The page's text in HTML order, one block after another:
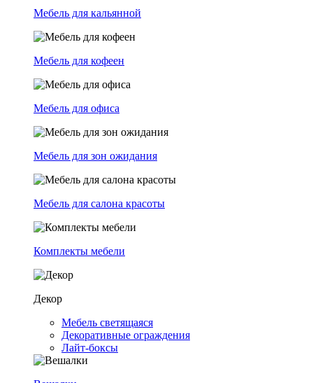
Мебель для кальянной
Мебель для кофеен
Мебель для офиса
Мебель для зон ожидания
Мебель для салона красоты
Комплекты мебели
Декор
Мебель светящаяся
Декоративные ограждения
Лайт-боксы